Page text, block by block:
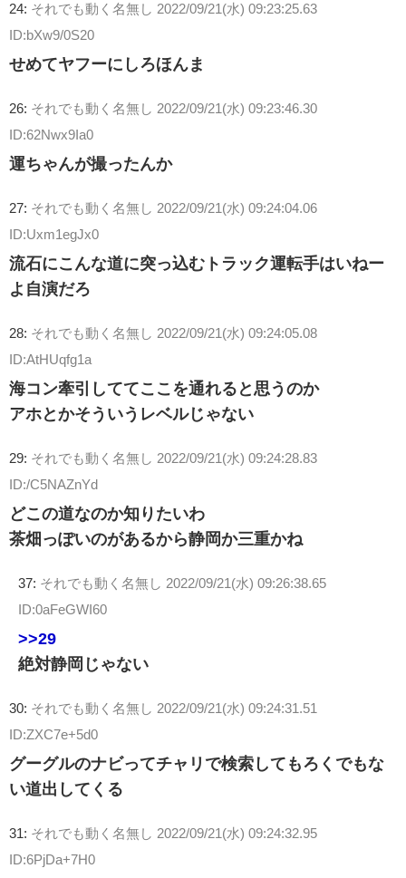
24: それでも動く名無し
2022/09/21(水) 09:23:25.63
ID:bXw9/0S20
せめてヤフーにしろほんま
26: それでも動く名無し
2022/09/21(水) 09:23:46.30
ID:62Nwx9Ia0
運ちゃんが撮ったんか
27: それでも動く名無し
2022/09/21(水) 09:24:04.06
ID:Uxm1egJx0
流石にこんな道に突っ込むトラック運転手はいねー
よ自演だろ
28: それでも動く名無し
2022/09/21(水) 09:24:05.08
ID:AtHUqfg1a
海コン牽引しててここを通れると思うのか
アホとかそういうレベルじゃない
29: それでも動く名無し
2022/09/21(水) 09:24:28.83
ID:/C5NAZnYd
どこの道なのか知りたいわ
茶畑っぽいのがあるから静岡か三重かね
37: それでも動く名無し
2022/09/21(水) 09:26:38.65
ID:0aFeGWI60
>>29
絶対静岡じゃない
30: それでも動く名無し
2022/09/21(水) 09:24:31.51
ID:ZXC7e+5d0
グーグルのナビってチャリで検索してもろくでもな
い道出してくる
31: それでも動く名無し
2022/09/21(水) 09:24:32.95
ID:6PjDa+7H0